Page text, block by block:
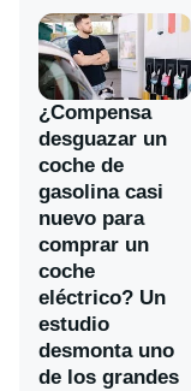
¿Compensa
desguazar un
coche de
gasolina casi
nuevo para
comprar un
coche
eléctrico? Un
estudio
desmonta uno
de los grandes